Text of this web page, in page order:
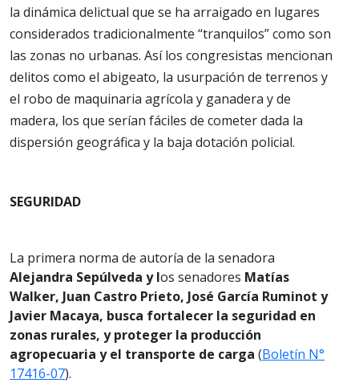
la dinámica delictual que se ha arraigado en lugares
considerados tradicionalmente “tranquilos” como son
las zonas no urbanas. Así los congresistas mencionan
delitos como el abigeato, la usurpación de terrenos y
el robo de maquinaria agrícola y ganadera y de
madera, los que serían fáciles de cometer dada la
dispersión geográfica y la baja dotación policial.
SEGURIDAD
La primera norma de autoría de la senadora
Alejandra Sepúlveda y los senadores Matías
Walker, Juan Castro Prieto, José García Ruminot y
Javier Macaya, busca fortalecer la seguridad en
zonas rurales, y proteger la producción
agropecuaria y el transporte de carga (Boletín N°
17416-07).